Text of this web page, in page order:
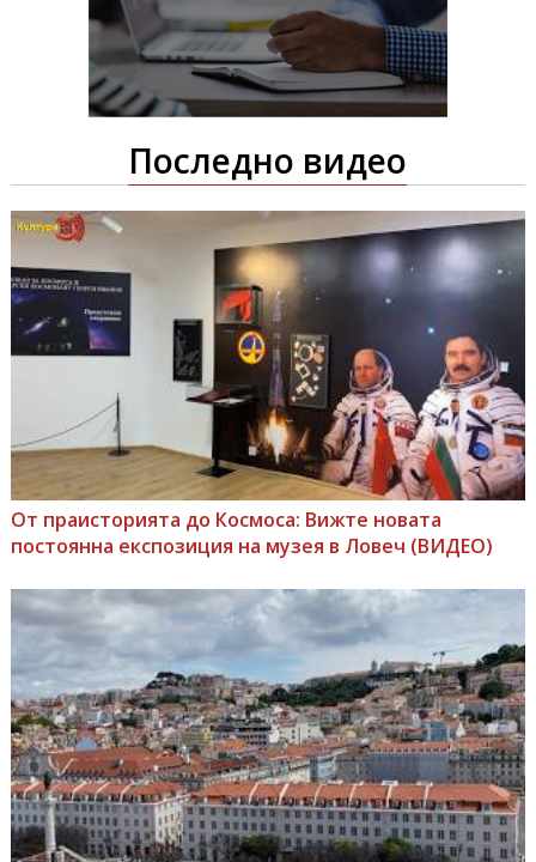
Последно видео
От праисторията до Космоса: Вижте новата
постоянна експозиция на музея в Ловеч (ВИДЕО)